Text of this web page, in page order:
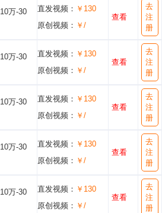
10万-30
直发视频： ￥130
原创视频： ￥/
查看
去
注
册
10万-30
直发视频： ￥130
原创视频： ￥/
查看
去
注
册
10万-30
直发视频： ￥130
原创视频： ￥/
查看
去
注
册
10万-30
直发视频： ￥130
原创视频： ￥/
查看
去
注
册
10万-30
直发视频： ￥130
原创视频： ￥/
查看
去
注
册